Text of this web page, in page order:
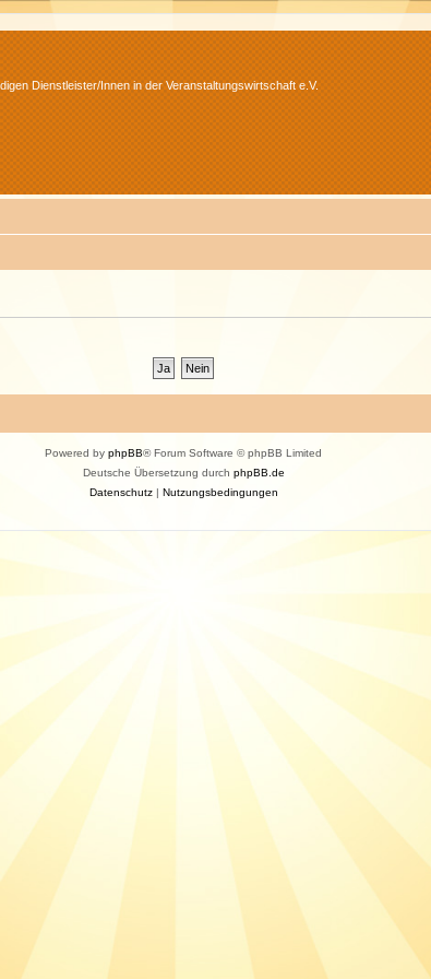
Dienstleister/Innen in der Veranstaltungswirtschaft e.V.
Powered by phpBB® Forum Software © phpBB Limited
Deutsche Übersetzung durch phpBB.de
Datenschutz| Nutzungsbedingungen